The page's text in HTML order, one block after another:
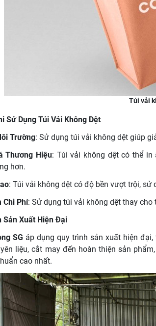
Túi vải
Sử Dụng Túi Vải Không Dệt
Trường: Sử dụng túi vải không dệt giúp
Thương Hiệu: Túi vải không dệt có thể in
hơn.
: Túi vải không dệt có độ bền vượt trội,
Chi Phí: Sử dụng túi vải không dệt thay
Sản Xuất Hiện Đại
SG áp dụng quy trình sản xuất hiện
liệu, cắt may đến hoàn thiện sản
cao nhất.